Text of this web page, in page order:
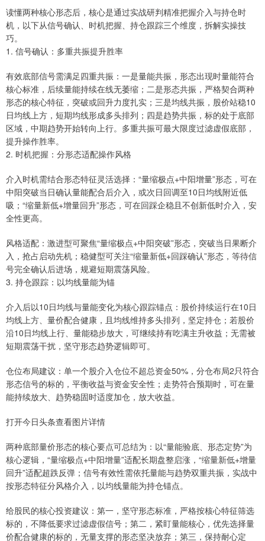
读懂两种核心形态后，核心是通过实战研判精准把握介入与持仓时
机，以下从信号确认、时机把握、持仓跟踪三个维度，拆解实操技
巧。
1. 信号确认：多重共振提升胜率
有效底部信号需满足四重共振：一是量能共振，形态出现时量能符合
核心标准，后续量能持续在线无萎缩；二是形态共振，严格契合两种
形态的核心特征，突破或回升力度扎实；三是均线共振，股价站稳10
日均线上方，短期均线形成多头排列；四是趋势共振，标的处于底部
区域，中期趋势开始转向上行。多重共振可最大限度过滤虚假底部，
提升操作胜率。
2. 时机把握：分形态适配操作风格
介入时机需结合形态特征灵活选择：“量缩极点+中阳增量”形态，可在
中阳突破当日确认量能配合后介入，或次日回调至10日均线附近低
吸；“缩量新低+增量回升”形态，可在回踩企稳且不创新低时介入，安
全性更高。
风格适配：激进型可聚焦“量缩极点+中阳突破”形态，突破当日果断介
入，抢占启动先机；稳健型可关注“缩量新低+回踩确认”形态，等待信
号完全确认后进场，规避短期震荡风险。
3. 持仓跟踪：以均线量能为锚
介入后以10日均线与量能变化为核心跟踪锚点：股价持续运行在10日
均线上方、量价配合健康，且均线维持多头排列，坚定持仓；若股价
沿10日均线上行、量能稳步放大，可继续持有吃满主升收益；无需被
短期震荡干扰，坚守形态趋势逻辑即可。
仓位布局建议：单一个股介入仓位不超总资金50%，分仓布局2只符合
形态信号的标的，平衡收益与资金安全性；走势符合预期时，可在量
能持续放大、趋势稳固时适度加仓，放大收益。
打开今日头条查看图片详情
两种底部量价形态的核心要点可总结为：以“量能验底、形态定势”为
核心逻辑，“量缩极点+中阳增量”适配长期盘整启涨，“缩量新低+增量
回升”适配超跌反弹；信号有效性需依托量能与趋势双重共振，实战中
按形态特征分风格介入，以均线量能为持仓锚点。
给股民的核心投资建议：第一，坚守形态标准，严格按核心特征筛选
标的，不降低要求过滤虚假信号；第二，紧盯量能核心，优先选择量
价配合健康的标的，无量支撑的形态坚决放弃；第三，保持耐心定